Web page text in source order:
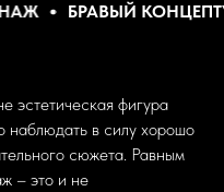
ПЕРСОНАЖ
эстетическая фигура
наблюдать в силу хорошо
сюжета. Равным
– это и не